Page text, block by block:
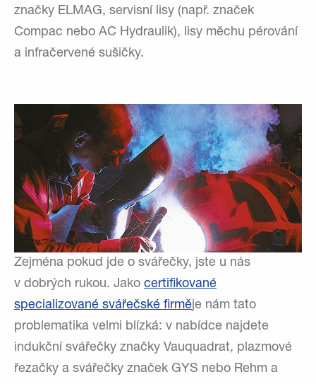
značky ELMAG, servisní lisy (např. značek
Compac nebo AC Hydraulik), lisy měchu pérování
a infračervené sušičky.
Zejména pokud jde o svářečky, jste u nás
v dobrých rukou. Jako certifikované
specializované svářečské firměje nám tato
problematika velmi blízká: v nabídce najdete
indukční svářečky značky Vauquadrat, plazmové
řezačky a svářečky značek GYS nebo Rehm a